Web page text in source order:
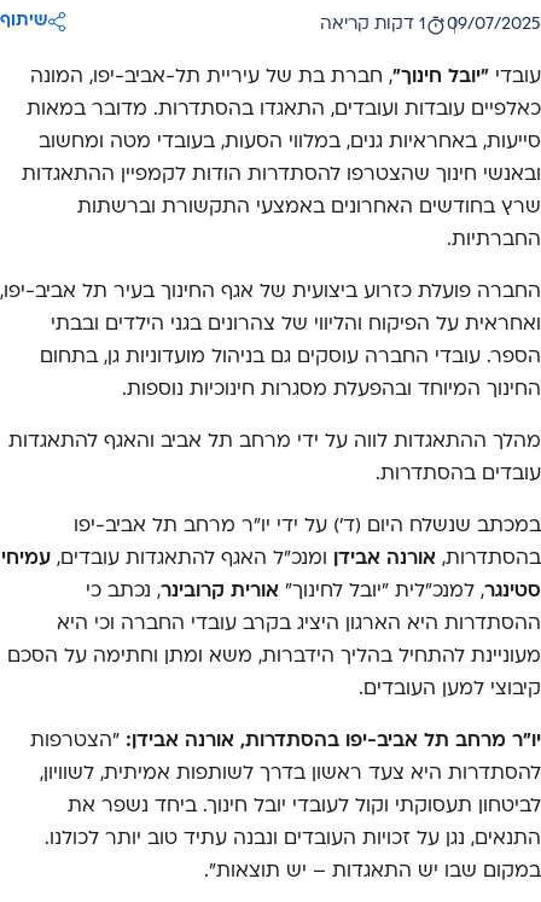
תאריך פרסום:
09/07/2025 1 דקות קריאה שיתוף
עובדי "יובל חינוך", חברת בת של עיריית תל-אביב-יפו, המונה
כאלפיים עובדות ועובדים, התאגדו בהסתדרות. מדובר במאות
סייעות, באחראיות גנים, במלווי הסעות, בעובדי מטה ומחשוב
ובאנשי חינוך שהצטרפו להסתדרות הודות לקמפיין ההתאגדות
שרץ בחודשים האחרונים באמצעי התקשורת וברשתות
החברתיות.
החברה פועלת כזרוע ביצועית של אגף החינוך בעיר תל אביב-יפו,
ואחראית על הפיקוח והליווי של צהרונים בגני הילדים ובבתי
הספר. עובדי החברה עוסקים גם בניהול מועדוניות גן, בתחום
החינוך המיוחד ובהפעלת מסגרות חינוכיות נוספות.
מהלך ההתאגדות לווה על ידי מרחב תל אביב והאגף להתאגדות
עובדים בהסתדרות.
במכתב שנשלח היום (ד') על ידי יו"ר מרחב תל אביב-יפו
בהסתדרות, אורנה אבידן ומנכ"ל האגף להתאגדות עובדים, עמיחי
סטינגר, למנכ"לית "יובל לחינוך" אורית קרובינר, נכתב כי
ההסתדרות היא הארגון היציג בקרב עובדי החברה וכי היא
מעוניינת להתחיל בהליך הידברות, משא ומתן וחתימה על הסכם
קיבוצי למען העובדים.
יו"ר מרחב תל אביב-יפו בהסתדרות, אורנה אבידן: "הצטרפות
להסתדרות היא צעד ראשון בדרך לשותפות אמיתית, לשוויון,
לביטחון תעסוקתי וקול לעובדי יובל חינוך. ביחד נשפר את
התנאים, נגן על זכויות העובדים ונבנה עתיד טוב יותר לכולנו.
במקום שבו יש התאגדות – יש תוצאות".